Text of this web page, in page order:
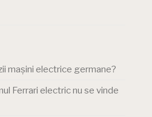
mașini electrice germane?
Ferrari electric nu se vinde